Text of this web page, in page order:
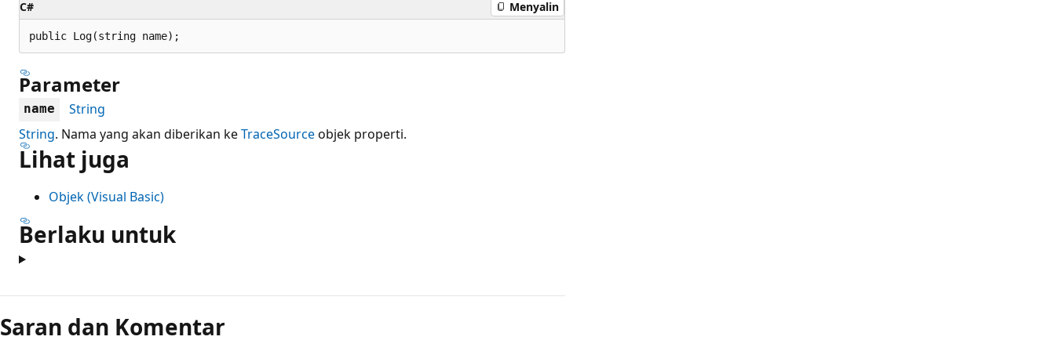
C# Menyalin
public Log(string name);
Parameter
name
String
String. Nama yang akan diberikan keTraceSourceobjek properti.
Lihat juga
Objek (Visual Basic)
Berlaku untuk
Mode
baca
dinonaktifkan
Saran dan Komentar